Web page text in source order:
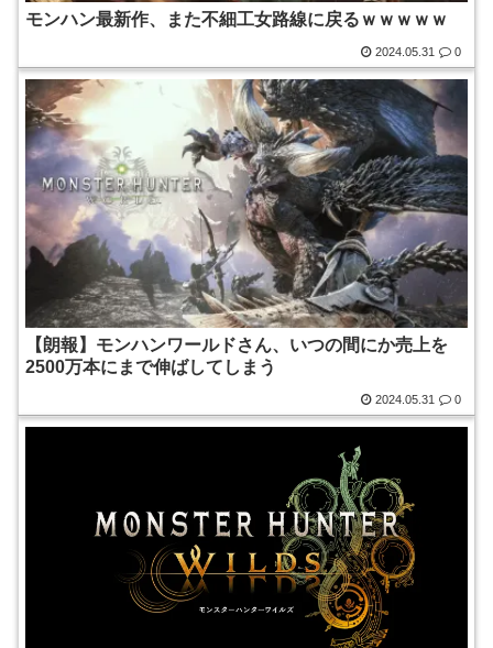
モンハン最新作、また不細工女路線に戻るｗｗｗｗｗ
2024.05.31 0
【朗報】モンハンワールドさん、いつの間にか売上を
2500万本にまで伸ばしてしまう
2024.05.31 0